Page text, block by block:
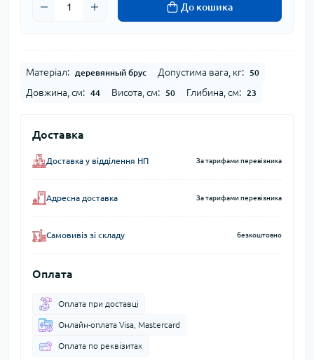
До кошика
Матеріал: деревянный брус Допустима вага, кг: 50
Довжина, см: 44 Висота, см: 50 Глибина, см: 23
Доставка
Доставка у відділення НП За тарифами перевізника
Адресна доставка За тарифами перевізника
Самовивіз зі складу безкоштовно
Оплата
Оплата при доставці
Онлайн-оплата Visa, Mastercard
Оплата по реквізитах